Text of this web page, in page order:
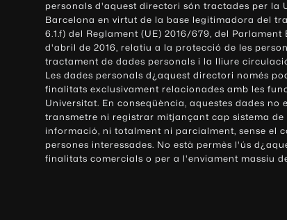
personals d'aquest directori són tractades per la
Barcelona en virtut de la base legitimadora del
6.1.f) del Reglament (UE) 2016/679, del
d'abril de 2016, relatiu a la protecció de les
tractament de dades personals i la lliure
Les dades personals d¿aquest directori només
finalitats exclusivament relacionades amb les
Universitat. En conseqüència, aquestes dades no
transmetre ni registrar mitjançant cap sistema de
informació, ni totalment ni parcialment, sense el
persones interessades. No està permès l'ús
finalitats comercials o per a l'enviament massiu